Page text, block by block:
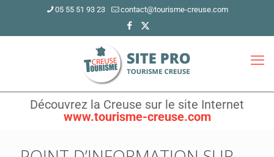
05 55 51 93 23 contact@tourisme-creuse.com
Découvrez la Creuse sur le site Internet
www.tourisme-creuse.com